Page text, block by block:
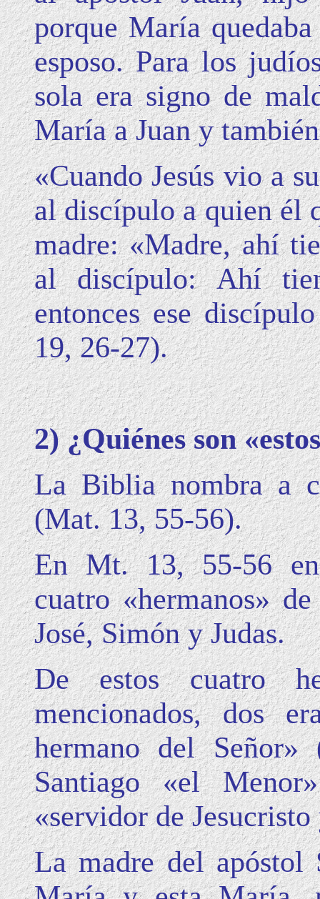
porque María
esposo. Para los
sola era signo de
María a Juan y
«Cuando Jesús vio a
al discípulo a quien él
madre: «Madre, ahí
al discípulo: Ahí
entonces ese
19, 26-27).
2) ¿Quiénes son
La Biblia nombra a
(Mat. 13, 55-56).
En Mt. 13, 55-56
cuatro «hermanos»
José, Simón y Judas.
De estos cuatro
mencionados, dos
hermano del
Santiago «el
«servidor de
La madre del apóstol